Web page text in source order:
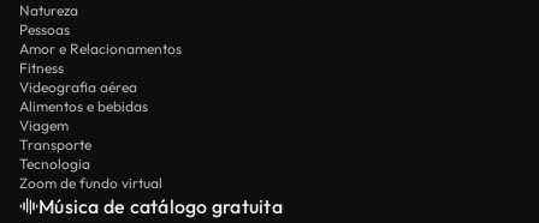
Natureza
Pessoas
Amor e Relacionamentos
Fitness
Videografia aérea
Alimentos e bebidas
Viagem
Transporte
Tecnologia
Zoom de fundo virtual
Música de catálogo gratuita